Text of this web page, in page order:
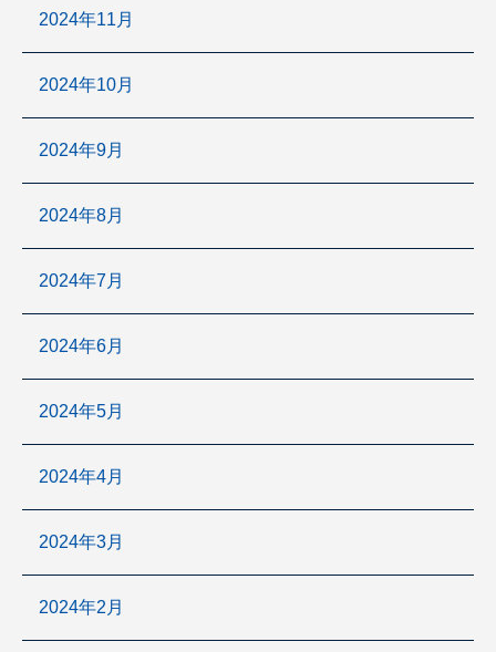
2024年11月
2024年10月
2024年9月
2024年8月
2024年7月
2024年6月
2024年5月
2024年4月
2024年3月
2024年2月